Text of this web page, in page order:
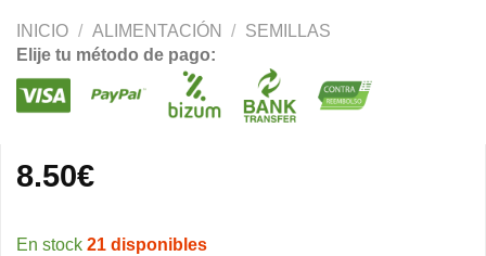
INICIO / ALIMENTACIÓN / SEMILLAS
Elije tu método de pago:
8.50€
21 disponibles